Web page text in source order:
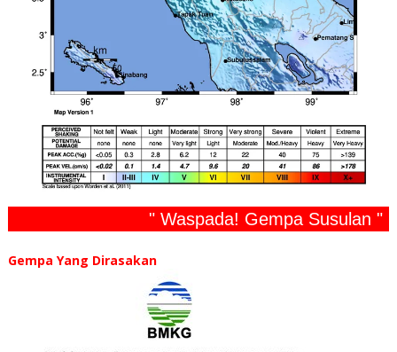
" Waspada! Gempa Susulan "
Gempa Yang Dirasakan